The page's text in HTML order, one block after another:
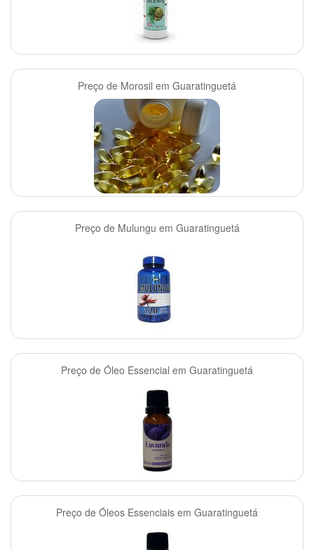
Preço de Morosil em Guaratinguetá
Preço de Mulungu em Guaratinguetá
Preço de Óleo Essencial em Guaratinguetá
Preço de Óleos Essenciais em Guaratinguetá